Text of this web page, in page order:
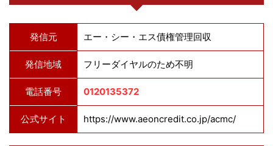
発信元 エー・シー・エス債権管理回収
発信地域 フリーダイヤルのため不明
電話番号 0120135372
公式サイト https://www.aeoncredit.co.jp/acmc/